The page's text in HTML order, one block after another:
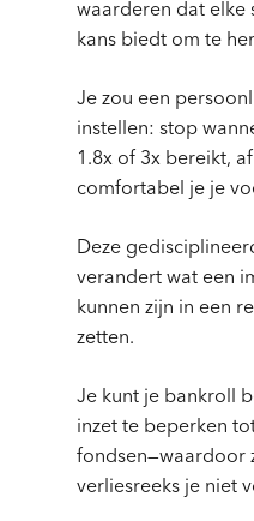
waarderen dat elke
kans biedt om te
Je zou een
instellen: stop
1.8x of 3x bereikt,
comfortabel je je
Deze
verandert wat een
kunnen zijn in een
zetten.
Je kunt je bankroll
inzet te beperken
fondsen—waardoor
verliesreeks je niet